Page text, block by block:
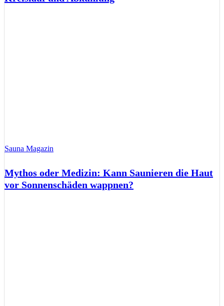
Sauna Magazin
Mythos oder Medizin: Kann Saunieren die Haut
vor Sonnenschäden wappnen?